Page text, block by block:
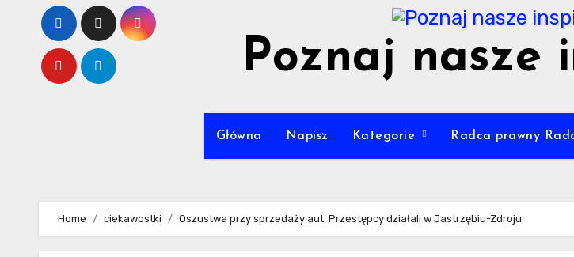
content
Poznaj nasze
Główna Napisz Kategorie Radca prawny
Home ciekawostki Oszustwa przy sprzedaży aut. Przestępcy działali w Jastrzębiu-Zdroju